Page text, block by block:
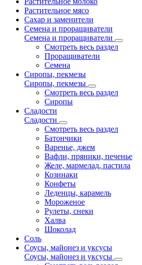
Растительное мясо
Сахар и заменители
Семена и проращиватели
Семена и проращиватели
Смотреть весь раздел
Проращиватели
Семена
Сиропы, пекмезы
Сиропы, пекмезы
Смотреть весь раздел
Сиропы
Сладости
Сладости
Смотреть весь раздел
Батончики
Варенье, джем
Вафли, пряники, печенье
Желе, мармелад, пастила
Козинаки
Конфеты
Леденцы, карамель
Мороженое
Рулеты, снеки
Халва
Шоколад
Соль
Соусы, майонез и уксусы
Соусы, майонез и уксусы